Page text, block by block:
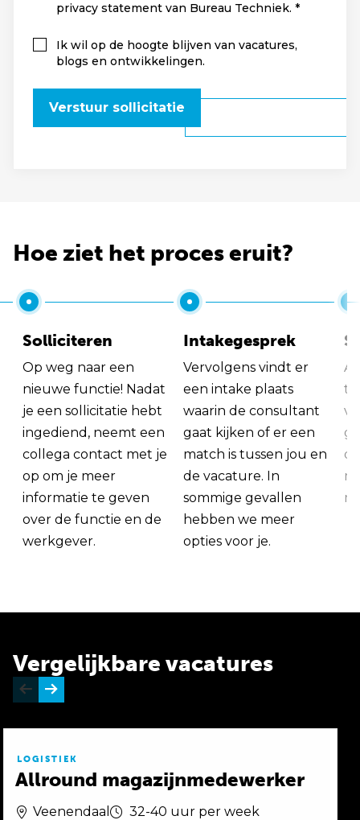
privacy statement van Bureau Techniek.
Ik wil op de hoogte blijven van vacatures,
blogs en ontwikkelingen.
Verstuur sollicitatie
Hoe ziet het proces eruit?
Solliciteren
Op weg naar een
nieuwe functie! Nadat
je een sollicitatie hebt
ingediend, neemt een
collega contact met je
op om je meer
informatie te geven
over de functie en de
werkgever.
Intakegesprek
Vervolgens vindt er
een intake plaats
waarin de consultant
gaat kijken of er een
match is tussen jou en
de vacature. In
sommige gevallen
hebben we meer
opties voor je.
Vergelijkbare vacatures
LOGISTIEK
Allround magazijnmedewerker
Veenendaal
32-40 uur per week